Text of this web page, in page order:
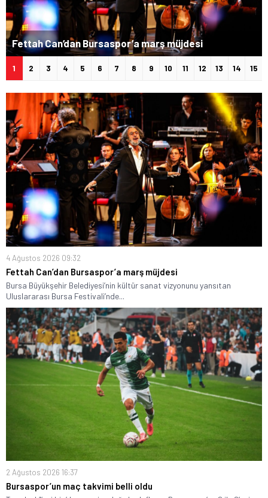
Fettah Can’dan Bursaspor’a marş müjdesi
1 2 3 4 5 6 7 8 9 10 11 12 13 14 15
4 Ağustos 2026 09:32
Fettah Can’dan Bursaspor’a marş müjdesi
Bursa Büyükşehir Belediyesi’nin kültür sanat vizyonunu yansıtan
Uluslararası Bursa Festivali’nde...
2 Ağustos 2026 16:37
Bursaspor’un maç takvimi belli oldu